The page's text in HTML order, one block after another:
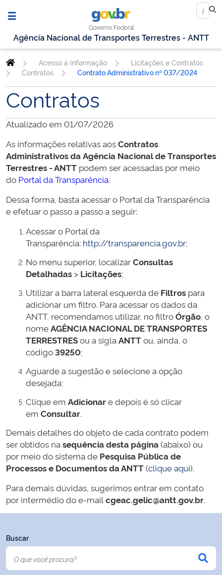
Governo Federal
Agência Nacional de Transportes Terrestres - ANTT
Acesso à Informação
Licitações e Contratos
Contratos
Contrato Administrativo nº 037/2024
Contratos
Atualizado em 01/07/2026
As informações relativas aosContratos
Administrativos daAgência Nacional de Transportes
Terrestres - ANTT podem ser acessadas por meio
do Portal da Transparência.
Dessa forma, basta acessar o Portal da Transparência
e efetuar o passo a passo a seguir:
Acessar o Portal da
Transparência: http://transparencia.gov.br;
No menu superior, localizarConsultas
Detalhadas > Licitações;
Utilizar a barra lateral esquerda de Filtros para
adicionar um filtro. Para acessar os dados da
ANTT, recomendamos utilizar, no filtroÓrgão , o
nomeAGÊNCIA NACIONAL DE TRANSPORTES
TERRESTRESou a siglaANTTou, ainda, o
código39250;
Aguarde a sugestão e selecione a opção
desejada;
Clique em Adicionare depois é só clicar
em Consultar.
Demais detalhes do objeto de cada contrato podem
ser obtidos nasequência desta página(abaixo) ou
por meio do sistema de Pesquisa Pública de
Processos e Documentos da ANTT(clique aqui).
Para demais dúvidas, sugerimos entrar em contato
por intermédio do e-mail cgeac.gelic@antt.gov.br.
Buscar